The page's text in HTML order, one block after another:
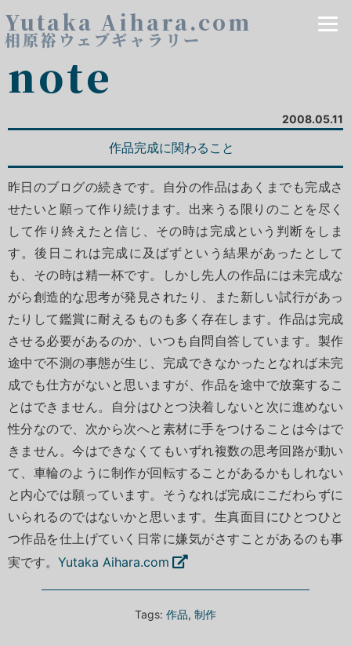
Yutaka Aihara.com
相原裕ウェブギャラリー
note
2008.05.11
作品完成に関わること
昨日のブログの続きです。自分の作品はあくまでも完成さ
せたいと願って作り続けます。出来うる限りのことを尽く
して作り終えたと信じ、その時は完成という判断をしま
す。後日これは完成に及ばずという結果があったとして
も、その時は精一杯です。しかし先人の作品には未完成な
がら創造的な思考が発見されたり、また新しい試行があっ
たりして鑑賞に耐えるものも多く存在します。作品は完成
させる必要があるのか、いつも自問自答しています。製作
途中で不測の事態が生じ、完成できなかったとなれば未完
成でも仕方がないと思いますが、作品を途中で放棄するこ
とはできません。自分はひとつ決着しないと次に進めない
性分なので、次から次へと素材に手をつけることは今はで
きません。今はできなくてもいずれ複数の思考回路が動い
て、車輪のように制作が回転することがあるかもしれない
と内心では願っています。そうなれば完成にこだわらずに
いられるのではないかと思います。生真面目にひとつひと
つ作品を仕上げていく日常に嫌気がさすことがあるのも事
実です。 Yutaka Aihara.com
Tags: 作品, 制作